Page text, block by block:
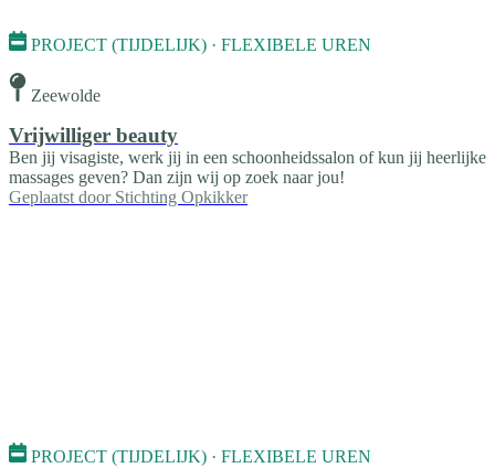
PROJECT (TIJDELIJK) · FLEXIBELE UREN
Zeewolde
Vrijwilliger beauty
Ben jij visagiste, werk jij in een schoonheidssalon of kun jij heerlijke
massages geven? Dan zijn wij op zoek naar jou!
Geplaatst door Stichting Opkikker
PROJECT (TIJDELIJK) · FLEXIBELE UREN